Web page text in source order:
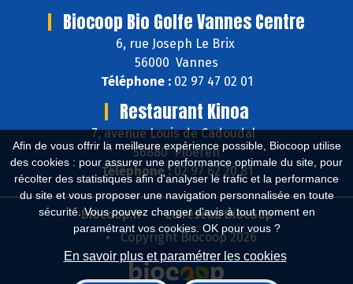
Afin de vous offrir la meilleure expérience possible, Biocoop utilise
des cookies : pour assurer une performance optimale du site, pour
récolter des statistiques afin d'analyser le trafic et la performance
du site et vous proposer une navigation personnalisée en toute
sécurité. Vous pouvez changer d'avis à tout moment en
paramétrant vos cookies. OK pour vous ?
En savoir plus et paramétrer les cookies
Biocoop Bio Golfe Vannes Centre
6, rue Joseph Le Brix
56000 Vannes
Téléphone :02 97 47 02 01
Restaurant Kinoa
7, avenue Louis de Cadoudal
56880 Ploeren
Téléphone :02 97 62 20 81
Biocoop.fr
Le réseau Biocoop
Copyright Biocoop 2026